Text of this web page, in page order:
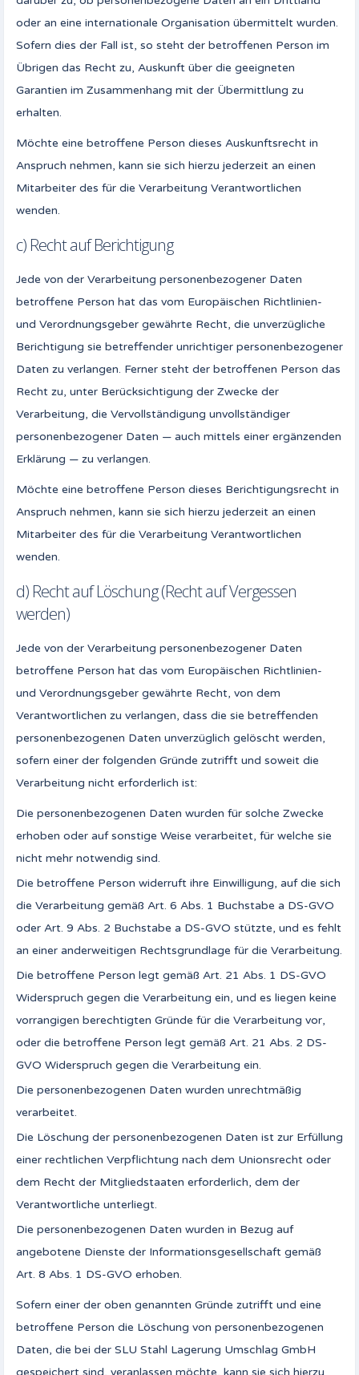
oder an eine internationale Organisation übermittelt wurden.
Sofern dies der Fall ist, so steht der betroffenen Person im
Übrigen das Recht zu, Auskunft über die geeigneten
Garantien im Zusammenhang mit der Übermittlung zu
erhalten.
Möchte eine betroffene Person dieses Auskunftsrecht in
Anspruch nehmen, kann sie sich hierzu jederzeit an einen
Mitarbeiter des für die Verarbeitung Verantwortlichen
wenden.
c) Recht auf Berichtigung
Jede von der Verarbeitung personenbezogener Daten
betroffene Person hat das vom Europäischen Richtlinien-
und Verordnungsgeber gewährte Recht, die unverzügliche
Berichtigung sie betreffender unrichtiger personenbezogener
Daten zu verlangen. Ferner steht der betroffenen Person das
Recht zu, unter Berücksichtigung der Zwecke der
Verarbeitung, die Vervollständigung unvollständiger
personenbezogener Daten — auch mittels einer ergänzenden
Erklärung — zu verlangen.
Möchte eine betroffene Person dieses Berichtigungsrecht in
Anspruch nehmen, kann sie sich hierzu jederzeit an einen
Mitarbeiter des für die Verarbeitung Verantwortlichen
wenden.
d) Recht auf Löschung (Recht auf Vergessen
werden)
Jede von der Verarbeitung personenbezogener Daten
betroffene Person hat das vom Europäischen Richtlinien-
und Verordnungsgeber gewährte Recht, von dem
Verantwortlichen zu verlangen, dass die sie betreffenden
personenbezogenen Daten unverzüglich gelöscht werden,
sofern einer der folgenden Gründe zutrifft und soweit die
Verarbeitung nicht erforderlich ist:
Die personenbezogenen Daten wurden für solche Zwecke
erhoben oder auf sonstige Weise verarbeitet, für welche sie
nicht mehr notwendig sind.
Die betroffene Person widerruft ihre Einwilligung, auf die sich
die Verarbeitung gemäß Art. 6 Abs. 1 Buchstabe a DS-GVO
oder Art. 9 Abs. 2 Buchstabe a DS-GVO stützte, und es fehlt
an einer anderweitigen Rechtsgrundlage für die Verarbeitung.
Die betroffene Person legt gemäß Art. 21 Abs. 1 DS-GVO
Widerspruch gegen die Verarbeitung ein, und es liegen keine
vorrangigen berechtigten Gründe für die Verarbeitung vor,
oder die betroffene Person legt gemäß Art. 21 Abs. 2 DS-
GVO Widerspruch gegen die Verarbeitung ein.
Die personenbezogenen Daten wurden unrechtmäßig
verarbeitet.
Die Löschung der personenbezogenen Daten ist zur Erfüllung
einer rechtlichen Verpflichtung nach dem Unionsrecht oder
dem Recht der Mitgliedstaaten erforderlich, dem der
Verantwortliche unterliegt.
Die personenbezogenen Daten wurden in Bezug auf
angebotene Dienste der Informationsgesellschaft gemäß
Art. 8 Abs. 1 DS-GVO erhoben.
Sofern einer der oben genannten Gründe zutrifft und eine
betroffene Person die Löschung von personenbezogenen
Daten, die bei der SLU Stahl Lagerung Umschlag GmbH
gespeichert sind, veranlassen möchte, kann sie sich hierzu